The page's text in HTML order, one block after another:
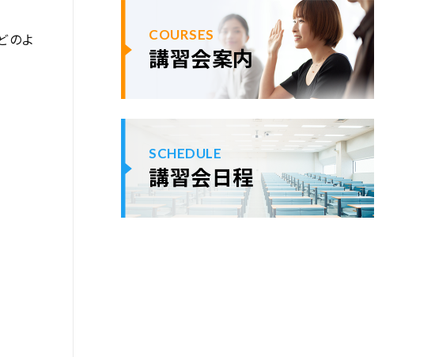
のよ
COURSES
講習会案内
SCHEDULE
講習会日程